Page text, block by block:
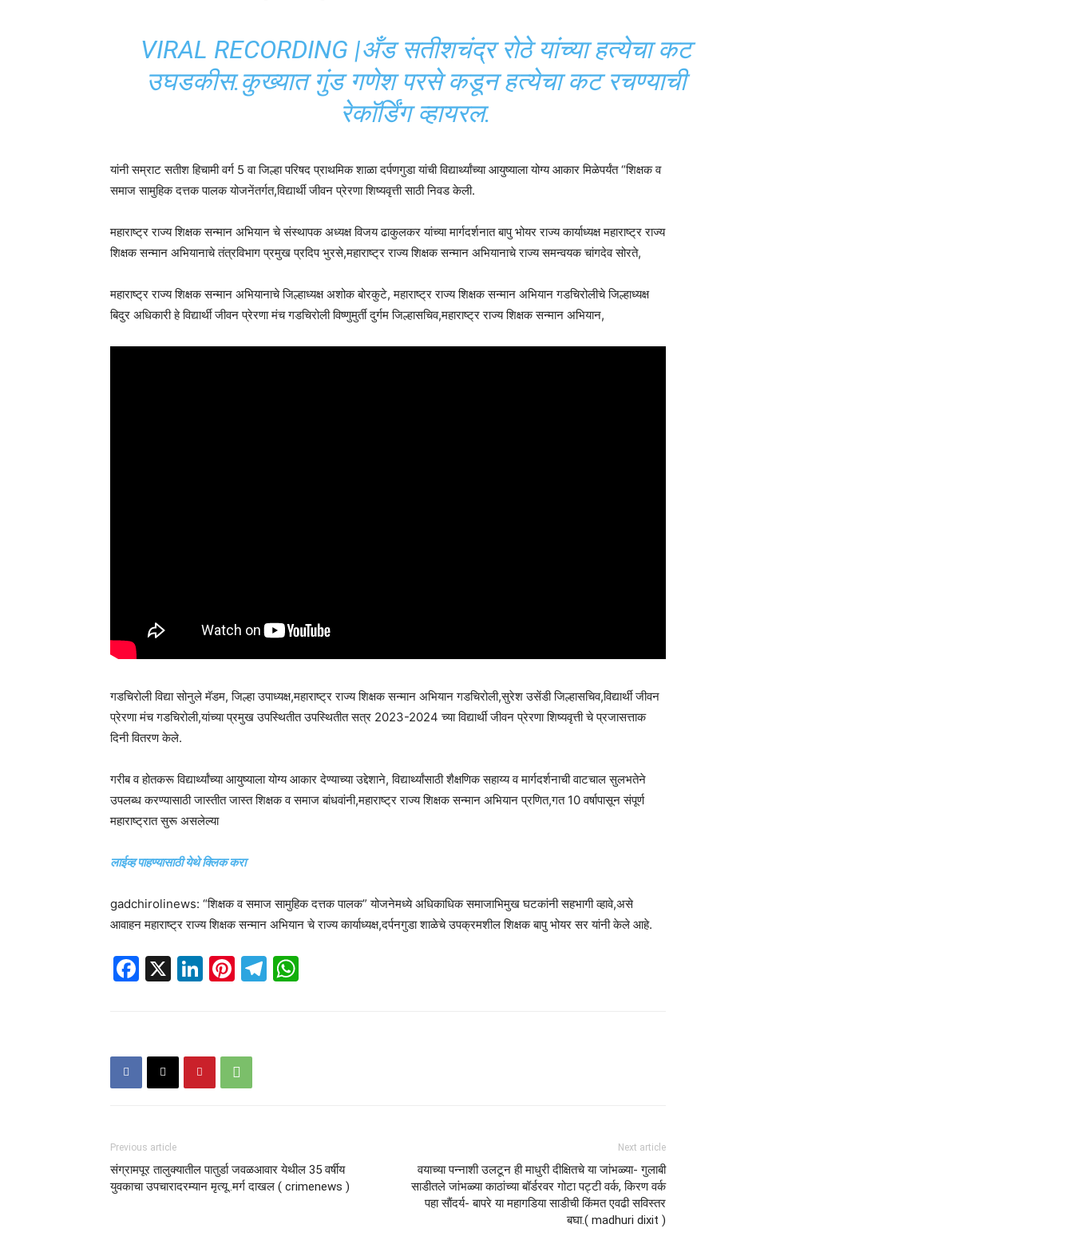
VIRAL RECORDING |अँड सतीशचंद्र रोठे यांच्या हत्येचा कट
उघडकीस.कुख्यात गुंड गणेश परसे कडून हत्येचा कट रचण्याची
रेकॉर्डिंग व्हायरल.
यांनी सम्राट सतीश हिचामी वर्ग 5 वा जिल्हा परिषद प्राथमिक शाळा दर्पणगुडा यांची विद्यार्थ्यांच्या आयुष्याला योग्य आकार मिळेपर्यंत “शिक्षक व
समाज सामुहिक दत्तक पालक योजनेंतर्गत,विद्यार्थी जीवन प्रेरणा शिष्यवृत्ती साठी निवड केली.
महाराष्ट्र राज्य शिक्षक सन्मान अभियान चे संस्थापक अध्यक्ष विजय ढाकुलकर यांच्या मार्गदर्शनात बापु भोयर राज्य कार्याध्यक्ष महाराष्ट्र राज्य
शिक्षक सन्मान अभियानाचे तंत्रविभाग प्रमुख प्रदिप भुरसे,महाराष्ट्र राज्य शिक्षक सन्मान अभियानाचे राज्य समन्वयक चांगदेव सोरते,
महाराष्ट्र राज्य शिक्षक सन्मान अभियानाचे जिल्हाध्यक्ष अशोक बोरकुटे, महाराष्ट्र राज्य शिक्षक सन्मान अभियान गडचिरोलीचे जिल्हाध्यक्ष
बिदुर अधिकारी हे विद्यार्थी जीवन प्रेरणा मंच गडचिरोली विष्णुमुर्ती दुर्गम जिल्हासचिव,महाराष्ट्र राज्य शिक्षक सन्मान अभियान,
गडचिरोली विद्या सोनुले मॅडम, जिल्हा उपाध्यक्ष,महाराष्ट्र राज्य शिक्षक सन्मान अभियान गडचिरोली,सुरेश उसेंडी जिल्हासचिव,विद्यार्थी जीवन
प्रेरणा मंच गडचिरोली,यांच्या प्रमुख उपस्थितीत उपस्थितीत सत्र 2023-2024 च्या विद्यार्थी जीवन प्रेरणा शिष्यवृत्ती चे प्रजासत्ताक
दिनी वितरण केले.
गरीब व होतकरू विद्यार्थ्यांच्या आयुष्याला योग्य आकार देण्याच्या उद्देशाने, विद्यार्थ्यांसाठी शैक्षणिक सहाय्य व मार्गदर्शनाची वाटचाल सुलभतेने
उपलब्ध करण्यासाठी जास्तीत जास्त शिक्षक व समाज बांधवांनी,महाराष्ट्र राज्य शिक्षक सन्मान अभियान प्रणित,गत 10 वर्षापासून संपूर्ण
महाराष्ट्रात सुरू असलेल्या
लाईव्ह पाहण्यासाठी येथे क्लिक करा
gadchirolinews: “शिक्षक व समाज सामुहिक दत्तक पालक” योजनेमध्ये अधिकाधिक समाजाभिमुख घटकांनी सहभागी व्हावे,असे
आवाहन महाराष्ट्र राज्य शिक्षक सन्मान अभियान चे राज्य कार्याध्यक्ष,दर्पनगुडा शाळेचे उपक्रमशील शिक्षक बापु भोयर सर यांनी केले आहे.
Facebook
X LinkedIn
Pinterest
Telegram
Previous article
संग्रामपूर तालुक्यातील पातुर्डा जवळआवार येथील 35 वर्षीय
युवकाचा उपचारादरम्यान मृत्यू..मर्ग दाखल ( crimenews )
Next article
वयाच्या पन्नाशी उलटून ही माधुरी दीक्षितचे या जांभळ्या- गुलाबी
साडीतले जांभळ्या काठांच्या बॉर्डरवर गोटा पट्टी वर्क, किरण वर्क
पहा साैंदर्य- बापरे या महागडिया साडीची किंमत एवढी सविस्तर
बघा.( madhuri dixit )